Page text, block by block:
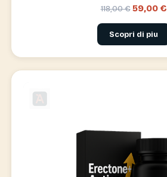
118,00 €59,00 €
Scopri di piu